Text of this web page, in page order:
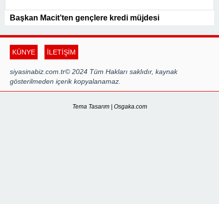
Başkan Macit’ten gençlere kredi müjdesi
KÜNYE İLETİŞİM
siyasinabiz.com.tr© 2024 Tüm Hakları saklıdır, kaynak
gösterilmeden içerik kopyalanamaz.
Tema Tasarım | Osgaka.com